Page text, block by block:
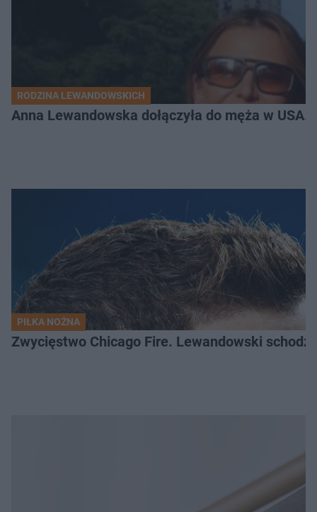
RODZINA LEWANDOWSKICH
Anna Lewandowska dołączyła do męża w
PIŁKA NOŻNA
Zwycięstwo Chicago Fire. Lewandowski